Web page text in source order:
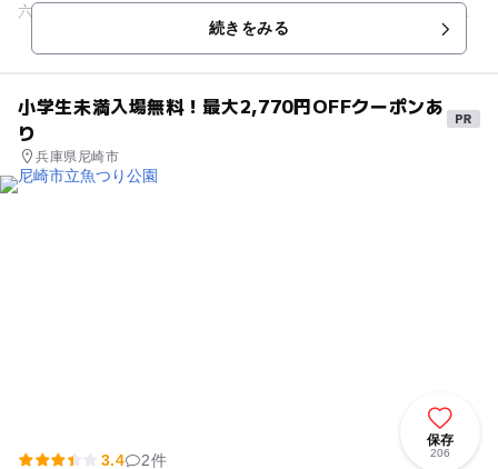
六甲山・六庫川・宝塚の街並みを見下ろして、のんびり開放感
を味わえます。このほか、2...続きをみる
小学生未満入場無料！最大2,770円OFFクーポンあ
り
兵庫県尼崎市
保存
206
3.4
2件